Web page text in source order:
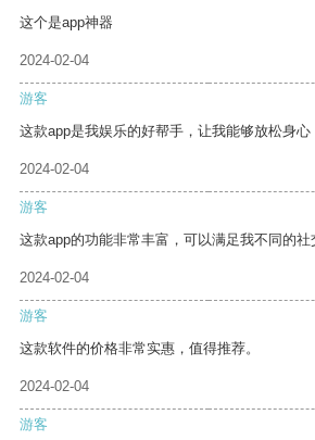
这个是app神器
2024-02-04
游客
这款app是我娱乐的好帮手，让我能够放松身心
2024-02-04
游客
这款app的功能非常丰富，可以满足我不同的社
2024-02-04
游客
这款软件的价格非常实惠，值得推荐。
2024-02-04
游客